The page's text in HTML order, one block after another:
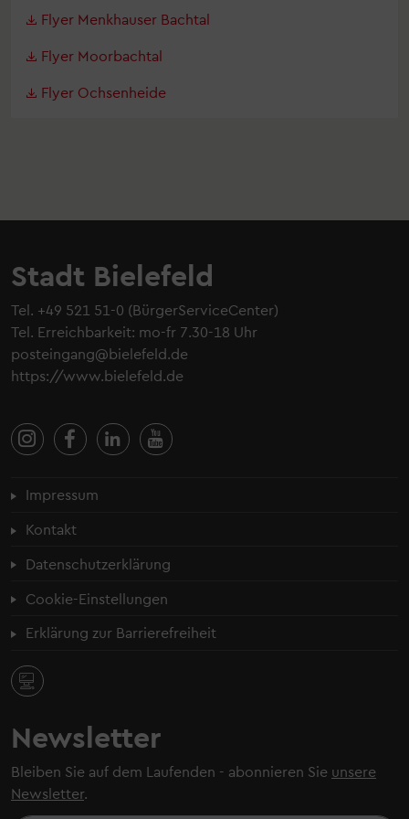
Flyer Menkhauser Bachtal
Flyer Moorbachtal
Flyer Ochsenheide
Stadt Bielefeld
Tel. +49 521 51-0 (BürgerServiceCenter)
Tel. Erreichbarkeit: mo-fr 7.30-18 Uhr
posteingang@bielefeld.de
https://www.bielefeld.de
Fußzeilenmenü
Impressum
Kontakt
Datenschutzerklärung
Cookie-Einstellungen
Erklärung zur Barrierefreiheit
Newsletter
Bleiben Sie auf dem Laufenden - abonnieren Sie unsere
Newsletter.